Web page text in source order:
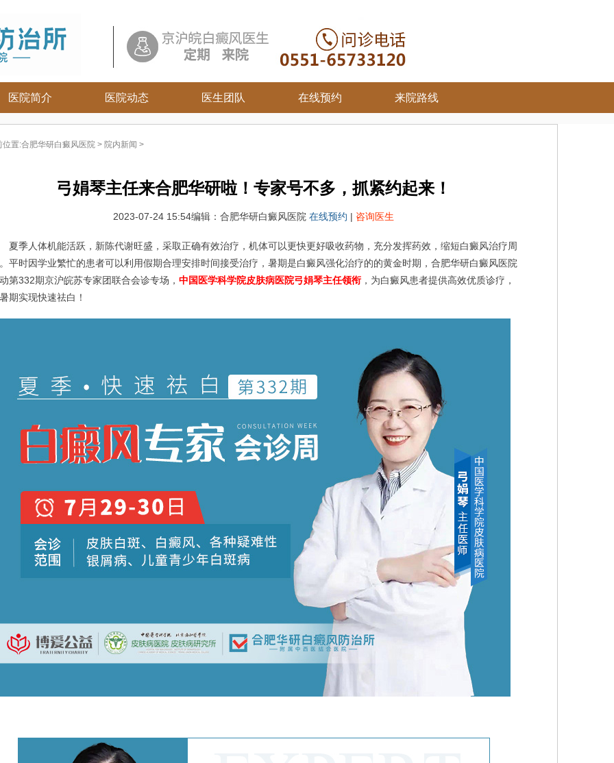
医院简介 医院动态 医生团队 在线预约 来院路线
位置:合肥华研白癜风医院 > 院内新闻 >
弓娟琴主任来合肥华研啦！专家号不多，抓紧约起来！
2023-07-24 15:54编辑：合肥华研白癜风医院 在线预约 | 咨询医生
人体机能活跃，新陈代谢旺盛，采取正确有效治疗，机体可以更快更好吸收药物，充分发挥药效，缩短白癜风治疗周
平时因学业繁忙的患者可以利用假期合理安排时间接受治疗，暑期是白癜风强化治疗的的黄金时期，合肥华研白癜风医院
第332期京沪皖苏专家团联合会诊专场， 中国医学科学院皮肤病医院弓娟琴主任领衔，为白癜风患者提供高效优质诊疗，
期实现快速祛白！